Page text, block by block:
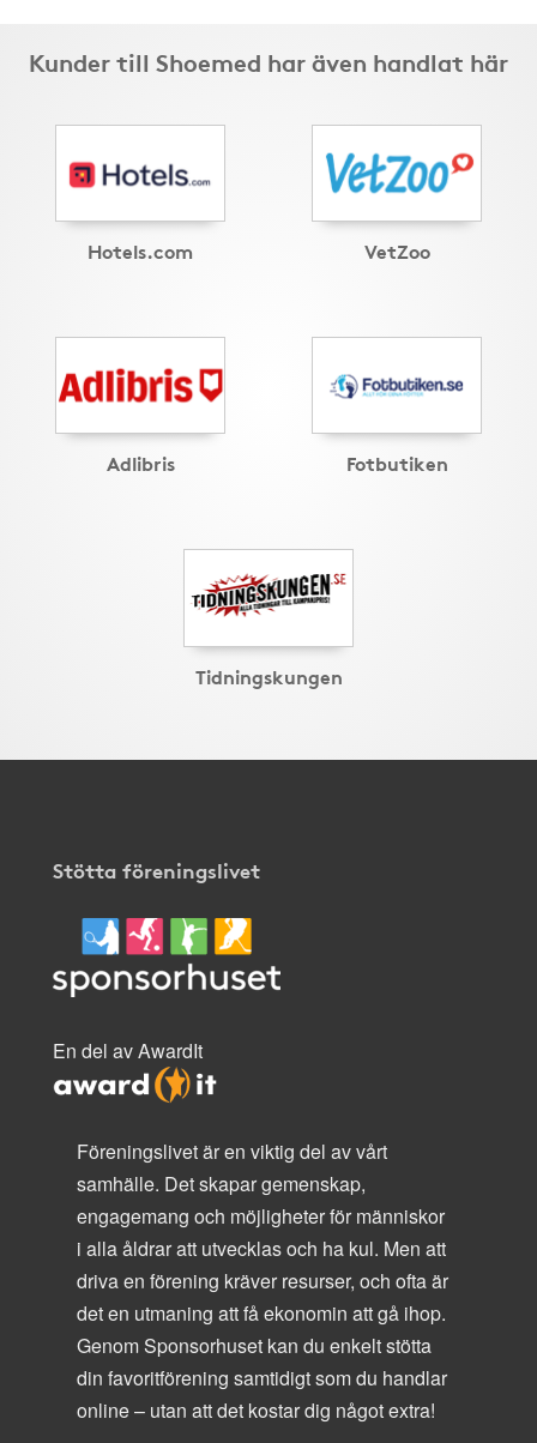
Kunder till Shoemed har även handlat här
Hotels.com VetZoo
Adlibris Fotbutiken
Tidningskungen
Stötta föreningslivet
En del av AwardIt
Föreningslivet är en viktig del av vårt
samhälle. Det skapar gemenskap,
engagemang och möjligheter för människor
i alla åldrar att utvecklas och ha kul. Men att
driva en förening kräver resurser, och ofta är
det en utmaning att få ekonomin att gå ihop.
Genom Sponsorhuset kan du enkelt stötta
din favoritförening samtidigt som du handlar
online – utan att det kostar dig något extra!